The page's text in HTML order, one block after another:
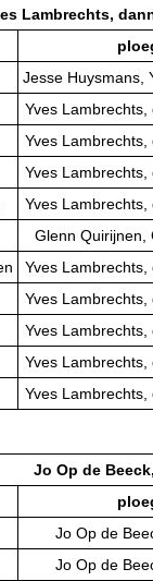
Lambrechts,
Jesse Huysmans,
Yves
Yves
Yves
Yves
Glenn Quirijnen,
Yves
Yves
Yves
Yves
Yves
Jo Op de
Jo Op de
Jo Op de